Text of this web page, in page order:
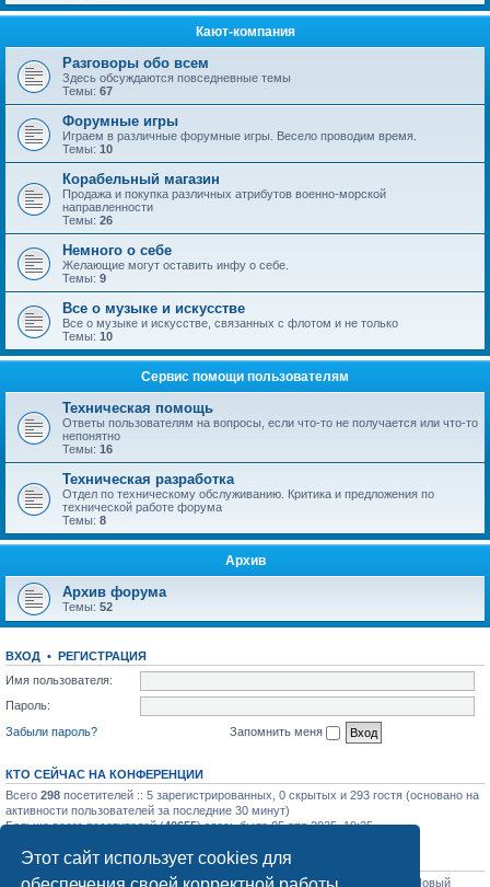
Этот сайт использует cookies для
Кают-компания
Разговоры обо всем
Здесь обсуждаются повседневные темы
Темы: 67
Форумные игры
Играем в различные форумные игры. Весело проводим время.
Темы: 10
Корабельный магазин
Продажа и покупка различных атрибутов военно-морской
направленности
Темы: 26
Немного о себе
Желающие могут оставить инфу о себе.
Темы: 9
Все о музыке и искусстве
Все о музыке и искусстве, связанных с флотом и не только
Темы: 10
Сервис помощи пользователям
Техническая помощь
Ответы пользователям на вопросы, если что-то не получается или что-то
непонятно
Темы: 16
Техническая разработка
Отдел по техническому обслуживанию. Критика и предложения по
технической работе форума
Темы: 8
Архив
Архив форума
Темы: 52
ВХОД • РЕГИСТРАЦИЯ
Имя пользователя:
Пароль:
Забыли пароль?
Запомнить меня
КТО СЕЙЧАС НА КОНФЕРЕНЦИИ
Всего 298 посетителей :: 5 зарегистрированных, 0 скрытых и 293 гостя (основано на
активности пользователей за последние 30 минут)
Больше всего посетителей (40655) здесь было 05 апр 2025, 19:25
СТАТИСТИКА
Всего сообщений:31758• Всего тем:1129• Всего пользователей: • Новый